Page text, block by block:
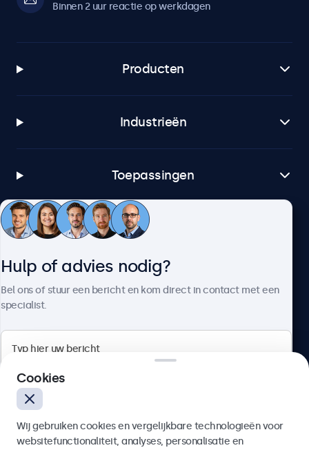
Binnen 2 uur reactie op werkdagen
Producten
Industrieën
Toepassingen
Klantenservice
4.8/5 door 5000+ bedrijven
Hulp of advies nodig?
Bel ons of stuur een bericht en kom direct in contact met een
specialist.
Cookies
Wij gebruiken cookies en vergelijkbare technologieën voor
websitefunctionaliteit, analyses, personalisatie en